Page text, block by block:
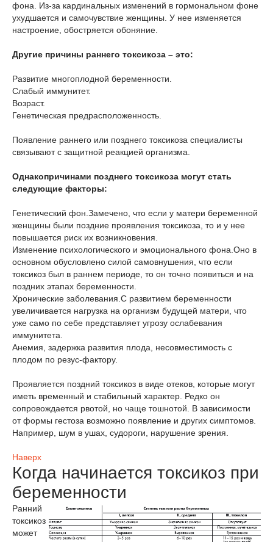
фона. Из-за кардинальных изменений в гормональном фоне
ухудшается и самочувствие женщины. У нее изменяется
настроение, обостряется обоняние.
Другие причины раннего токсикоза – это:
Развитие многоплодной беременности.
Слабый иммунитет.
Возраст.
Генетическая предрасположенность.
Появление раннего или позднего токсикоза специалисты
связывают с защитной реакцией организма.
Однакопричинами позднего токсикоза могут стать
следующие факторы:
Генетический фон.Замечено, что если у матери беременной
женщины были поздние проявления токсикоза, то и у нее
повышается риск их возникновения.
Изменение психологического и эмоционального фона.Оно в
основном обусловлено силой самовнушения, что если
токсикоз был в раннем периоде, то он точно появиться и на
поздних этапах беременности.
Хронические заболевания.С развитием беременности
увеличивается нагрузка на организм будущей матери, что
уже само по себе представляет угрозу ослабевания
иммунитета.
Анемия, задержка развития плода, несовместимость с
плодом по резус-фактору.
Проявляется поздний токсикоз в виде отеков, которые могут
иметь временный и стабильный характер. Редко он
сопровождается рвотой, но чаще тошнотой. В зависимости
от формы гестоза возможно появление и других симптомов.
Например, шум в ушах, судороги, нарушение зрения.
Наверх
Когда начинается токсикоз при
беременности
Ранний
токсикоз
может